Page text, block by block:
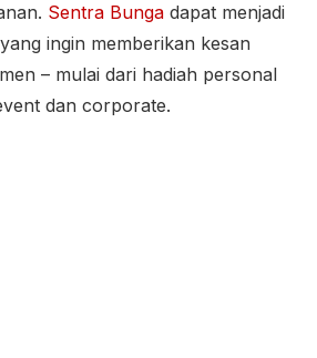
Sentra Bunga dapat menjadi
ingin memberikan kesan
– mulai dari hadiah personal
dan corporate.